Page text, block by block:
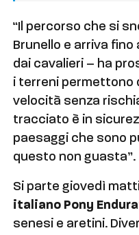
“Il percorso che si
Brunello e arriva
dai cavalieri – ha
i terreni permettono
velocità senza
tracciato è in
paesaggi che sono
questo non guasta”.
Si parte giovedì
italiano Pony
senesi e aretini.